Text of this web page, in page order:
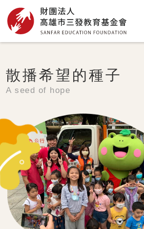
高雄市三發教育基金會
散播希望的種子
A seed of hope